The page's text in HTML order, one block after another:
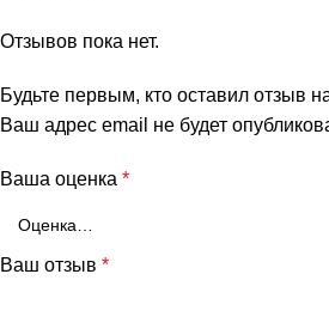
Отзывов пока нет.
Будьте первым, кто оставил отзыв
Ваш адрес email не будет
Ваша оценка *
Ваш отзыв *